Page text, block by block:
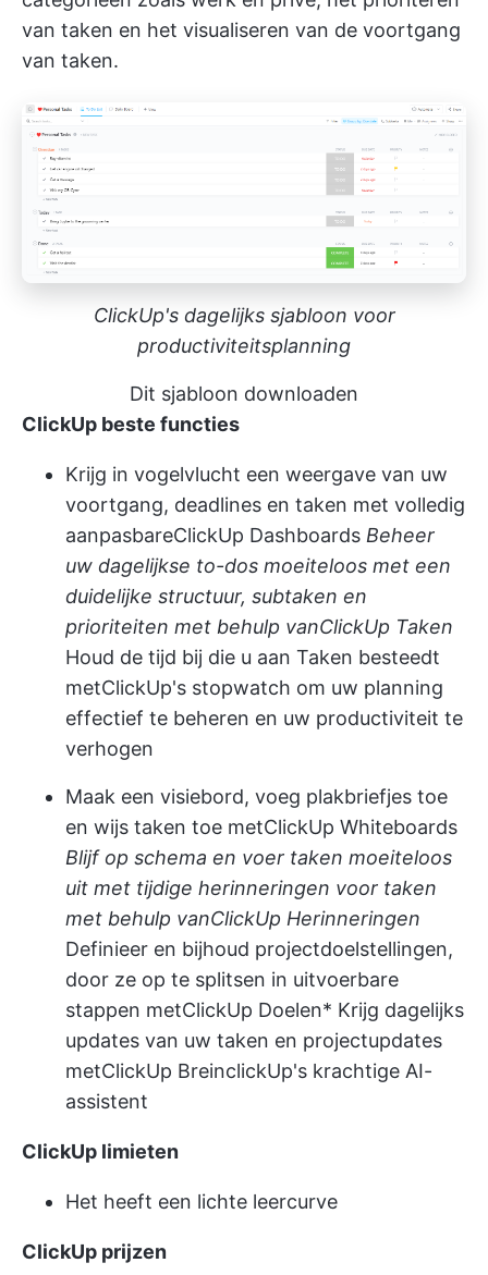
van taken en het visualiseren van de voortgang
van taken.
ClickUp's dagelijks sjabloon voor
productiviteitsplanning
Dit sjabloon downloaden
ClickUp beste functies
Krijg in vogelvlucht een weergave van uw
voortgang, deadlines en taken met volledig
aanpasbareClickUp Dashboards Beheer
uw dagelijkse to-dos moeiteloos met een
duidelijke structuur, subtaken en
prioriteiten met behulp vanClickUp Taken
Houd de tijd bij die u aan Taken besteedt
metClickUp's stopwatch om uw planning
effectief te beheren en uw productiviteit te
verhogen
Maak een visiebord, voeg plakbriefjes toe
en wijs taken toe metClickUp Whiteboards
Blijf op schema en voer taken moeiteloos
uit met tijdige herinneringen voor taken
met behulp vanClickUp Herinneringen
Definieer en bijhoud projectdoelstellingen,
door ze op te splitsen in uitvoerbare
stappen metClickUp Doelen* Krijg dagelijks
updates van uw taken en projectupdates
metClickUp BreinclickUp's krachtige AI-
assistent
ClickUp limieten
Het heeft een lichte leercurve
ClickUp prijzen